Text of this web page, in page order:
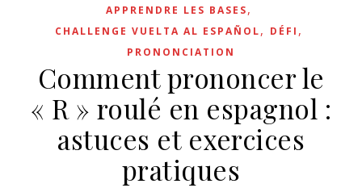
APPRENDRE LES BASES,
CHALLENGE VUELTA AL ESPAÑOL, DÉFI ,
PRONONCIATION
Comment prononcer le
« R » roulé en espagnol :
astuces et exercices
pratiques